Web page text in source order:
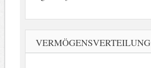
VERMÖGENSVERTEILUNG